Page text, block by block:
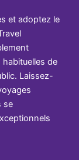
et adoptez le
de
Laissez-
se